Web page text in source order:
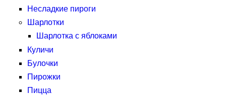
Несладкие пироги
Шарлотки
Шарлотка с яблоками
Куличи
Булочки
Пирожки
Пицца